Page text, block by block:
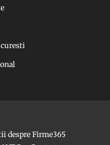
despre Firme365